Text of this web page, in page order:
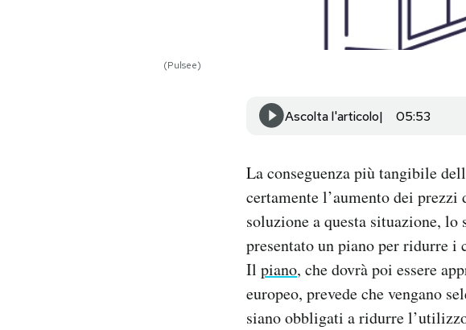
(Pulsee)
Ascolta l'articolo 05:53
La conseguenza più tangibile
certamente l’aumento dei
soluzione a questa situazione,
presentato un piano per ridurre
Il piano, che dovrà poi essere
europeo, prevede che vengano
siano obbligati a ridurre